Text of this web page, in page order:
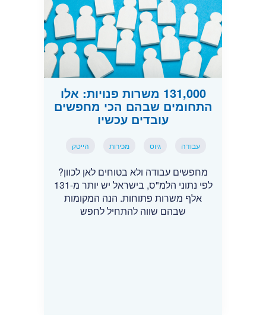
131,000 משרות פנויות: אלו
התחומים שבהם הכי מחפשים
עובדים עכשיו
עבודה גיוס מכירות הייטק
מחפשים עבודה ולא בטוחים לאן לכוון?
לפי נתוני הלמ"ס, בישראל יש יותר מ-131
אלף משרות פתוחות. הנה המקומות
שבהם שווה להתחיל לחפש